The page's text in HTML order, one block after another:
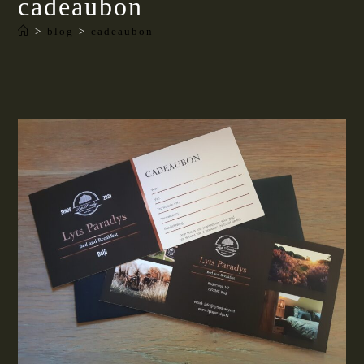
cadeaubon
> blog > cadeaubon